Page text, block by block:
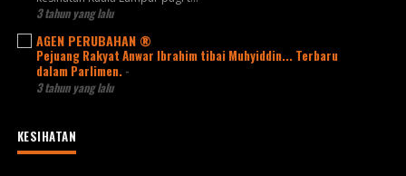
3 tahun yang lalu
AGEN PERUBAHAN ®
Pejuang Rakyat Anwar Ibrahim tibai Muhyiddin... Terbaru
dalam Parlimen. -
3 tahun yang lalu
KESIHATAN